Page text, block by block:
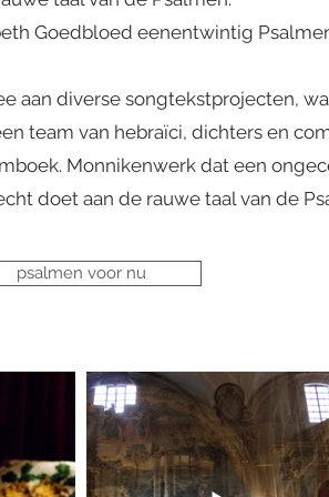
Goedbloed eenentwintig
aan diverse songtekstprojecten,
team van hebraïci, dichters en
Monnikenwerk dat een
doet aan de rauwe taal van de
psalmen voor nu